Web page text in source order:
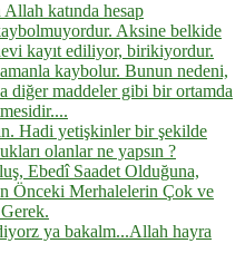
katında hesap
Aksine belkide
kayıt ediliyor, birikiyordur.
kaybolur. Bunun nedeni,
diğer maddeler gibi bir ortamda
Hadi yetişkinler bir şekilde
olanlar ne yapsın ?
Ebedî Saadet Olduğuna,
Önceki Merhalelerin Çok ve
ya bakalm...Allah hayra